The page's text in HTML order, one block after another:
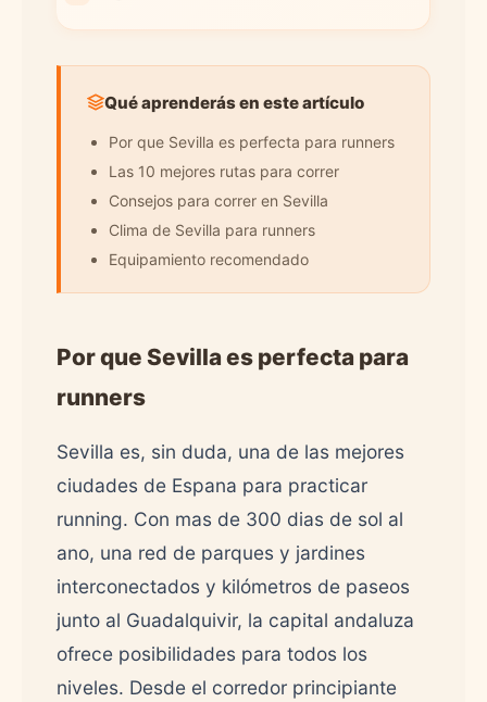
Qué aprenderás en este artículo
Por que Sevilla es perfecta para runners
Las 10 mejores rutas para correr
Consejos para correr en Sevilla
Clima de Sevilla para runners
Equipamiento recomendado
Por que Sevilla es perfecta para
runners
Sevilla es, sin duda, una de las mejores
ciudades de Espana para practicar
running. Con mas de 300 dias de sol al
ano, una red de parques y jardines
interconectados y kilómetros de paseos
junto al Guadalquivir, la capital andaluza
ofrece posibilidades para todos los
niveles. Desde el corredor principiante